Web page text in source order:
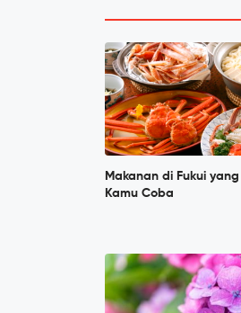
Makanan di Fukui
Kamu Coba